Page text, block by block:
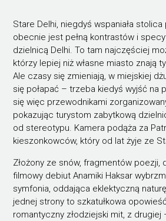
Stare Delhi, niegdyś wspaniała
obecnie jest pełną kontrastów i
dzielnicą Delhi. To tam najczęściej
którzy lepiej niż własne miasto znają
Ale czasy się zmieniają, w miejskiej
się połapać – trzeba kiedyś wyjść na
się więc przewodnikami
pokazując turystom zabytkową
od stereotypu. Kamera podąża za
kieszonkowców, który od lat żyje ze
Złożony ze snów, fragmentów poezji,
filmowy debiut Anamiki Haksar
symfonia, oddająca eklektyczną
jednej strony to szkatułkowa
romantyczny złodziejski mit, z